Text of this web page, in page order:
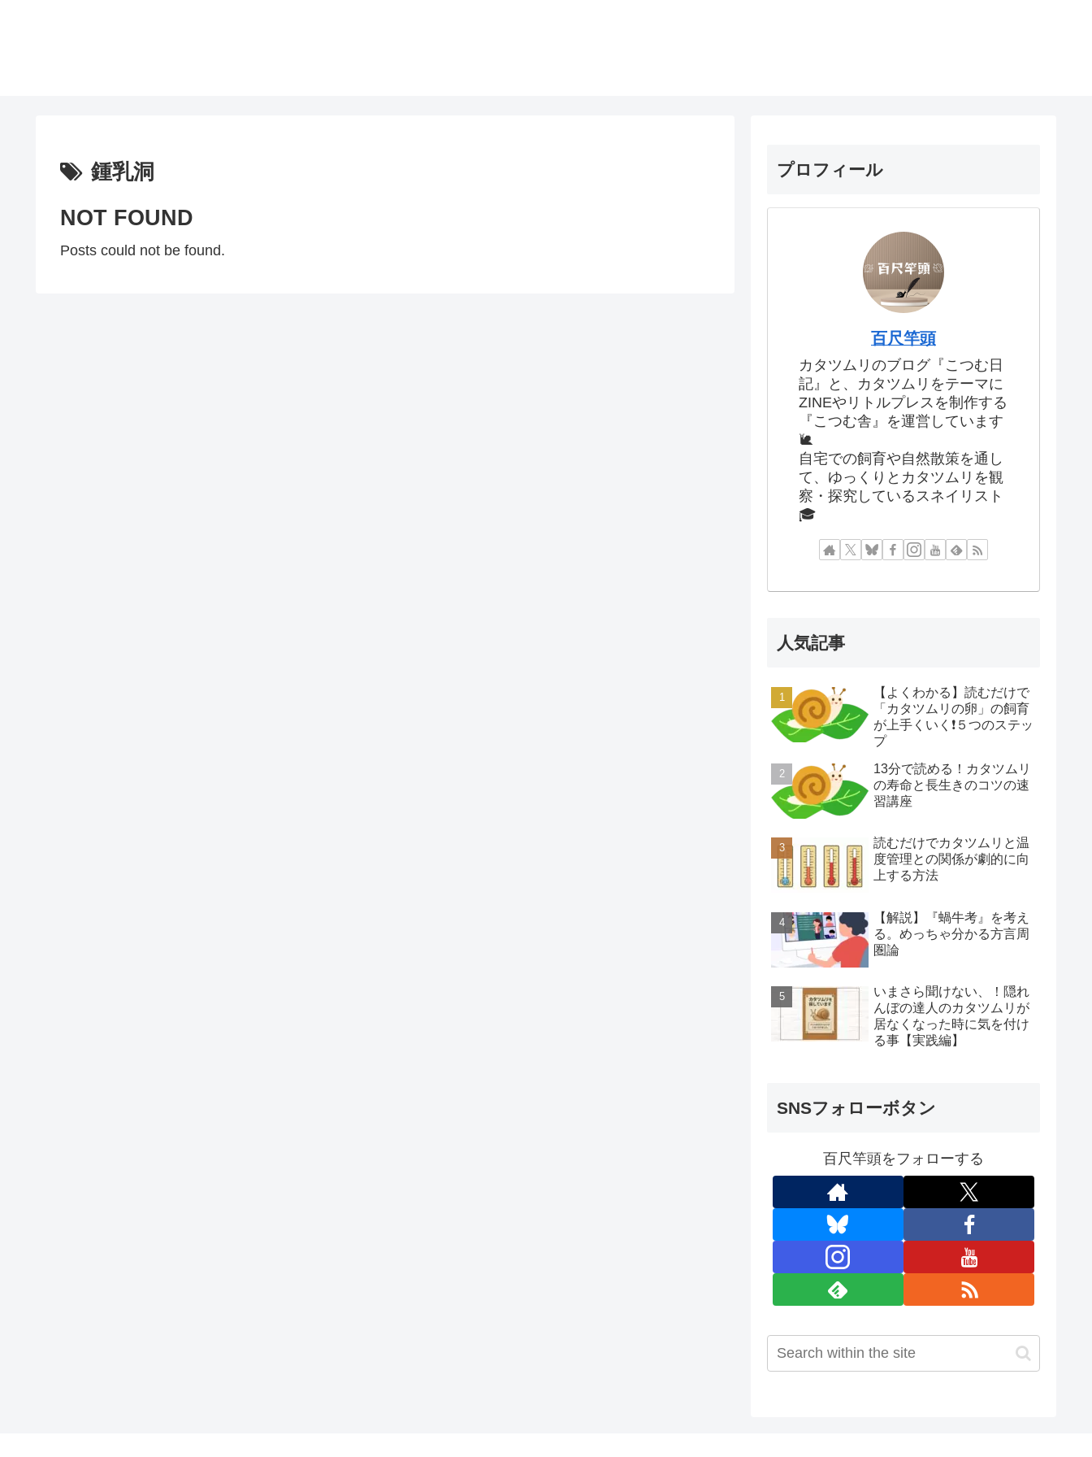
鍾乳洞
NOT FOUND
Posts could not be found.
プロフィール
百尺竿頭
カタツムリのブログ『こつむ日
記』と、カタツムリをテーマに
ZINEやリトルプレスを制作する
『こつむ舎』を運営しています
🐌
自宅での飼育や自然散策を通し
て、ゆっくりとカタツムリを観
察・探究しているスネイリスト
🎓
人気記事
【よくわかる】読むだけで
「カタツムリの卵」の飼育
が上手くいく❗️５つのステッ
プ
13分で読める！カタツムリ
の寿命と長生きのコツの速
習講座
読むだけでカタツムリと温
度管理との関係が劇的に向
上する方法
【解説】『蝸牛考』を考え
る。めっちゃ分かる方言周
圏論
いまさら聞けない、！隠れ
んぼの達人のカタツムリが
居なくなった時に気を付け
る事【実践編】
SNSフォローボタン
百尺竿頭をフォローする